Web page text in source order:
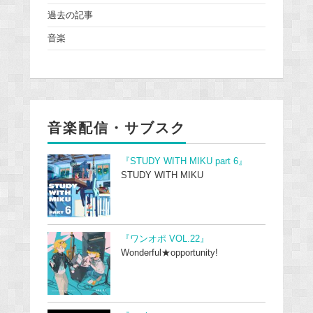
過去の記事
音楽
音楽配信・サブスク
『STUDY WITH MIKU part 6』
STUDY WITH MIKU
『ワンオポ VOL.22』
Wonderful★opportunity!